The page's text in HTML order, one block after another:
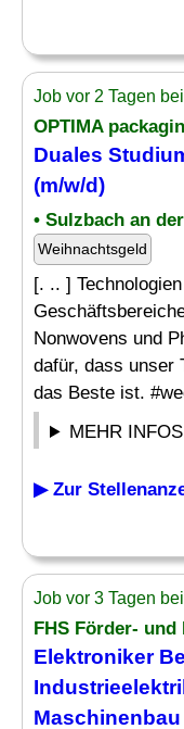
Job vor 2 Tagen
OPTIMA
Duales
(m/w/d)
• Sulzbach an
Weihnachtsgeld
[. .. ]
Nonwovens und
dafür, dass unser
das Beste ist.
MEHR
▶ Zur
Job vor 3 Tagen
FHS Förder- und
Elektroniker
Maschinenbau